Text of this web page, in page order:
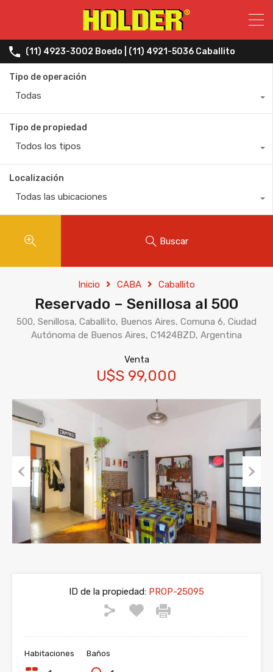
(11) 4923-3002 Boedo | (11) 4921-5036 Caballito
Tipo de operación
Todas
Tipo de propiedad
Todos los tipos
Localización
Todas las ubicaciones
Buscar
Inicio CABA Caballito
Reservado – Senillosa al 500
500, Senillosa, Caballito, Buenos Aires, Comuna 6, Ciudad
Autónoma de Buenos Aires, C1424BZD, Argentina
Venta
U$S 99,000
Previous Next
ID de la propiedad: PROP-25095
Habitaciones Baños